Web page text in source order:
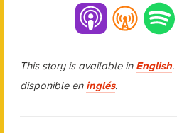
This story is available in English.
disponible en inglés.